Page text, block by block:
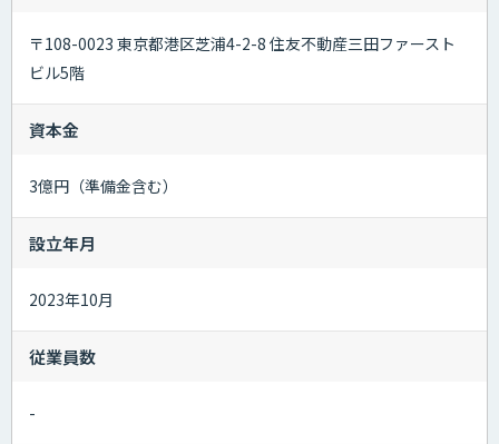
〒108-0023 東京都港区芝浦4-2-8 住友不動産三田ファースト
ビル5階
資本金
3億円（準備金含む）
設立年月
2023年10月
従業員数
-